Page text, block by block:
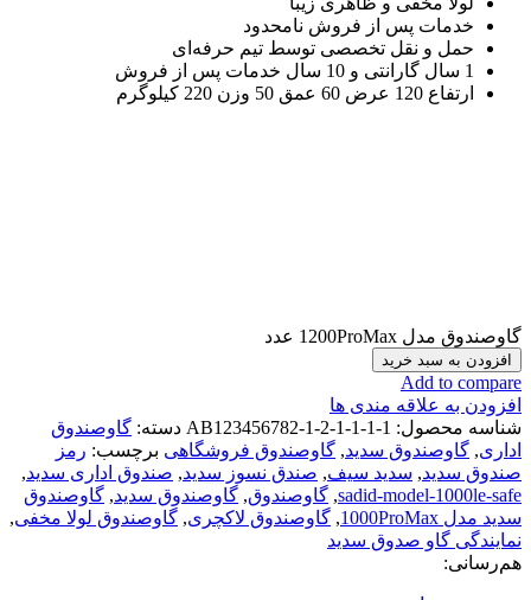
خدمات پس از فروش نامحدود
حمل و نقل تخصصی توسط تیم حرفه‌ای
1 سال گارانتی و 10 سال خدمات پس از فروش
ارتفاع 120 عرض 60 عمق 50 وزن 220 کیلوگرم
گاوصندوق مدل 1200ProMax عدد
افزودن به سبد خرید
Add to compare
افزودن به علاقه مندی ها
شناسه محصول: AB123456782-1-2-1-1-1-1 دسته: گاوصندوق
اداری, گاوصندوق سدید, گاوصندوق فروشگاهی برچسب: رمز
صندوق سدید, سدید سیف, صندق نسوز سدید, صندوق اداری سدید,
sadid-model-1000le-safe
, گاوصندوق, گاوصندوق سدید, گاوصندوق
سدید مدل 1000ProMax
, گاوصندوق لاکچری, گاوصندوق لولا مخفی,
نمایندگی گاو صدوق سدید
هم‌رسانی: